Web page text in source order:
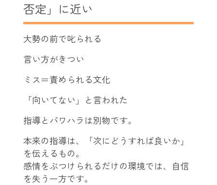
否定」に近い
大勢の前で叱られる
言い方がきつい
ミス＝責められる文化
「向いてない」と言われた
指導とパワハラは別物です。
本来の指導は、「次にどうすれば良いか」
を伝えるもの。
感情をぶつけられるだけの環境では、自信
を失う一方です。